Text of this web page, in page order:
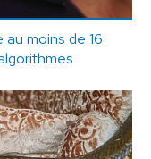
moins de 16